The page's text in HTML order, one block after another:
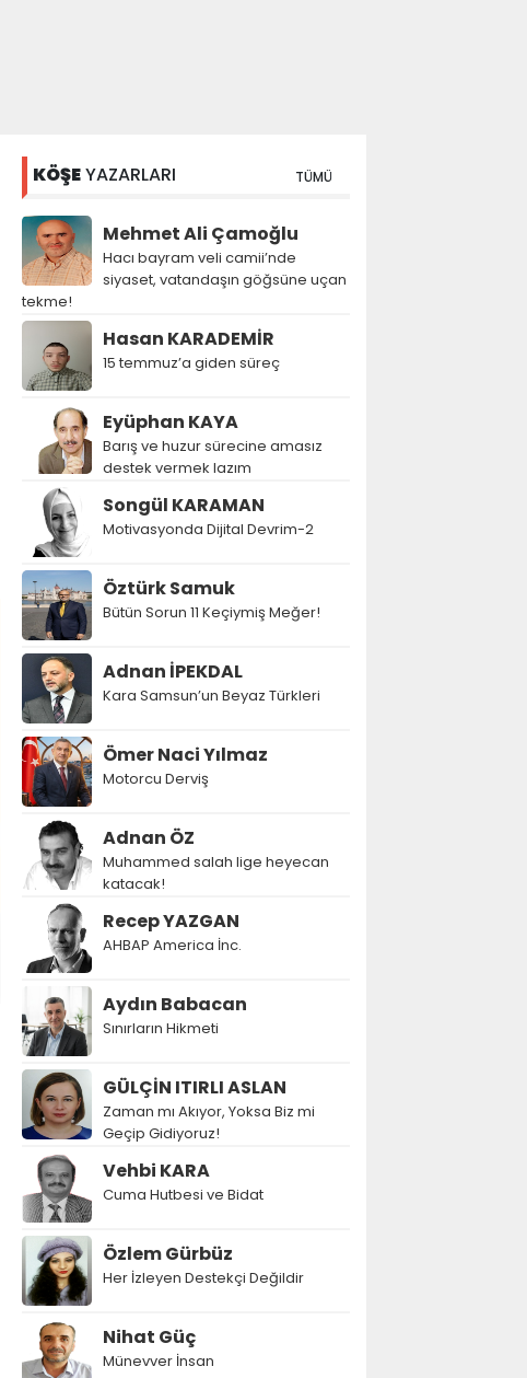
KÖŞEYAZARLARI TÜMÜ
Mehmet Ali Çamoğlu
Hacı bayram veli camii’nde
siyaset, vatandaşın göğsüne uçan
tekme!
Hasan KARADEMİR
15 temmuz’a giden süreç
Eyüphan KAYA
Barış ve huzur sürecine amasız
destek vermek lazım
Songül KARAMAN
Motivasyonda Dijital Devrim-2
Öztürk Samuk
Bütün Sorun 11 Keçiymiş Meğer!
Adnan İPEKDAL
Kara Samsun’un Beyaz Türkleri
Ömer Naci Yılmaz
Motorcu Derviş
Adnan ÖZ
Muhammed salah lige heyecan
katacak!
Recep YAZGAN
AHBAP America İnc.
Aydın Babacan
Sınırların Hikmeti
GÜLÇİN ITIRLI ASLAN
Zaman mı Akıyor, Yoksa Biz mi
Geçip Gidiyoruz!
Vehbi KARA
Cuma Hutbesi ve Bidat
Özlem Gürbüz
Her İzleyen Destekçi Değildir
Nihat Güç
Münevver İnsan